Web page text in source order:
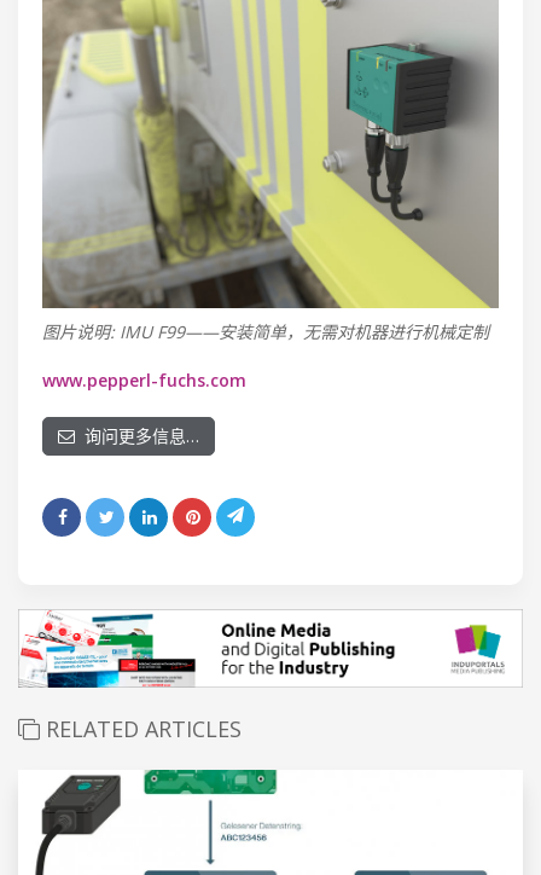
图片说明: IMU F99——安装简单，无需对机器进行机械定制
www.pepperl-fuchs.com
询问更多信息…
RELATED ARTICLES